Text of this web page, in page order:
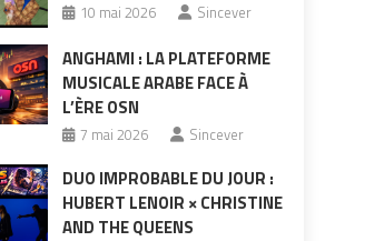
10 mai 2026 Sincever
ANGHAMI : LA PLATEFORME
MUSICALE ARABE FACE À
L’ÈRE OSN
7 mai 2026 Sincever
DUO IMPROBABLE DU JOUR :
HUBERT LENOIR × CHRISTINE
AND THE QUEENS